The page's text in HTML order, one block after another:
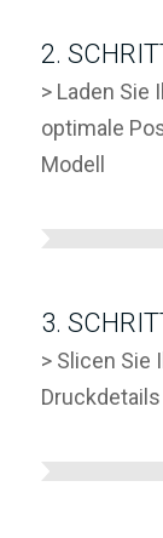
2.
> Laden Sie
optimale
Modell
3.
> Slicen Sie
Druckdetails